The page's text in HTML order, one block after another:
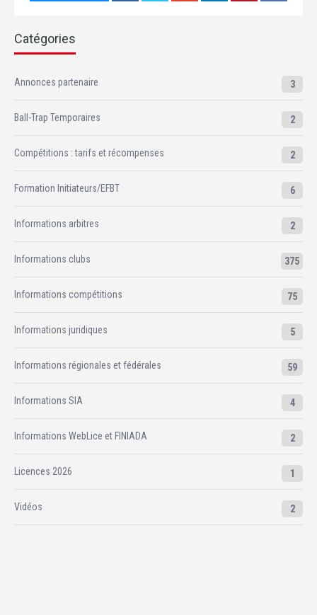
Catégories
Annonces partenaire 3
Ball-Trap Temporaires 2
Compétitions : tarifs et récompenses 2
Formation Initiateurs/EFBT 6
Informations arbitres 2
Informations clubs 375
Informations compétitions 75
Informations juridiques 5
Informations régionales et fédérales 59
Informations SIA 4
Informations WebLice et FINIADA 2
Licences 2026 1
Vidéos 2